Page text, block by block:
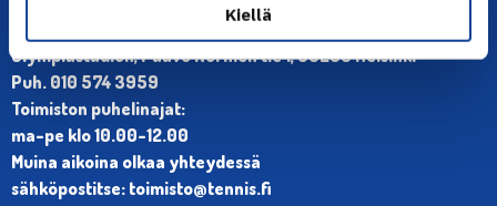
Kiellä
Olympiastadion, Paavo Nurmen tie 1, 00250 Helsinki
Puh. 010 574 3959
Toimiston puhelinajat:
ma-pe klo 10.00-12.00
Muina aikoina olkaa yhteydessä
sähköpostitse: toimisto@tennis.fi